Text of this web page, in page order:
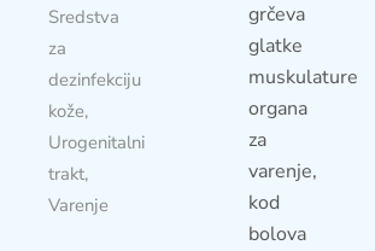
Sredstva
za
dezinfekciju
kože,
Urogenitalni
trakt,
Varenje
grčeva
glatke
muskulature
organa
za
varenje,
kod
bolova